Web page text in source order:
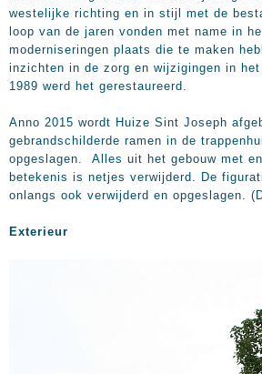
westelijke richting en in stijl met de
loop van de jaren vonden met name in
moderniseringen plaats die te maken
inzichten in de zorg en wijzigingen in
1989 werd het gerestaureerd.
Anno 2015 wordt Huize Sint Joseph
gebrandschilderde ramen in de
opgeslagen. Alles uit het gebouw met
betekenis is netjes verwijderd. De
onlangs ook verwijderd en opgeslagen.
Exterieur